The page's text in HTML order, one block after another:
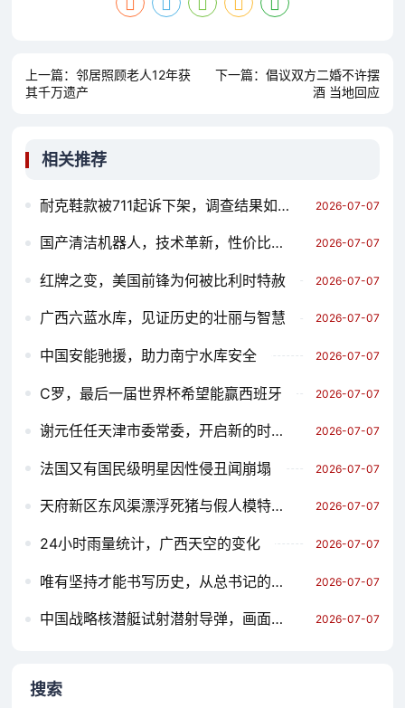
上一篇： 邻居照顾老人12年获
其千万遗产
下一篇：倡议双方二婚不许摆
酒 当地回应
相关推荐
耐克鞋款被711起诉下架，调查结果如何？ 2026-07-07
国产清洁机器人，技术革新，性价比爆表 2026-07-07
红牌之变，美国前锋为何被比利时特赦 2026-07-07
广西六蓝水库，见证历史的壮丽与智慧 2026-07-07
中国安能驰援，助力南宁水库安全 2026-07-07
C罗，最后一届世界杯希望能赢西班牙 2026-07-07
谢元任任天津市委常委，开启新的时代征程 2026-07-07
法国又有国民级明星因性侵丑闻崩塌 2026-07-07
天府新区东风渠漂浮死猪与假人模特，一场无声的社会对话 2026-07-07
24小时雨量统计，广西天空的变化 2026-07-07
唯有坚持才能书写历史，从总书记的鼓励到奋斗的担当 2026-07-07
中国战略核潜艇试射潜射导弹，画面公布 2026-07-07
搜索